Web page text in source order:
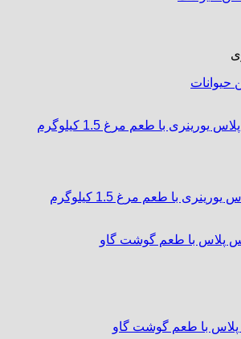
حیوانات
با طعم مرغ 1.5 کیلوگرم
با طعم گوشت گاو